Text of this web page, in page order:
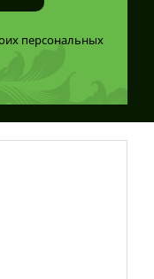
персональных